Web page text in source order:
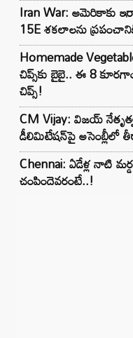
Iran War: అమెరికాకు
15E శకలాలను
Homemade
చిప్స్‌కు బైబై.. ఈ 8
చిప్స్!
CM Vijay: విజయ్
డీలిమిటేషన్‌పై అసెంబ్లీలో
Chennai: ఏడేళ్ల నాటి
చంపిందెవరంటే..!